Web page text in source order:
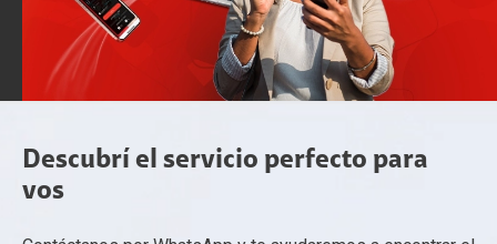
Descubrí el servicio perfecto para
vos